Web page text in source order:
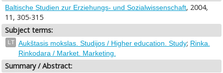
Baltische Studien zur Erziehungs- und Sozialwissenschaft, 2004,
11, 305-315
Subject terms:
LT Aukštasis mokslas. Studijos / Higher education. Study; Rinka.
Rinkodara / Market. Marketing.
Summary / Abstract: